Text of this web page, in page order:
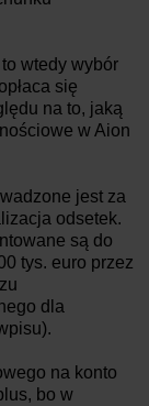
wtedy wybór
się
na to, jaką
w Aion
jest za
odsetek.
są do
tys. euro przez
dla
na konto
bo w